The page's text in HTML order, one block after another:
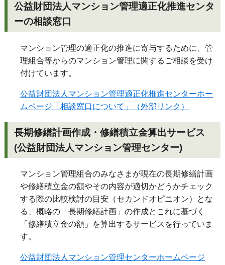
公益財団法人マンション管理適正化推進センタ
ーの相談窓口
マンション管理の適正化の推進に寄与するために、管
理組合等からのマンション管理に関するご相談を受け
付けています。
公益財団法人マンション管理適正化推進センターホー
ムページ「相談窓口について」（外部リンク）
長期修繕計画作成・修繕積立金算出サービス
(公益財団法人マンション管理センター)
マンション管理組合のみなさまが現在の長期修繕計画
や修繕積立金の額やその内容が適切かどうかチェック
する際の比較検討の目安（セカンドオピニオン）とな
る、概略の「長期修繕計画」の作成とこれに基づく
「修繕積立金の額」を算出するサービスを行っていま
す。
公益財団法人マンション管理センターホームページ